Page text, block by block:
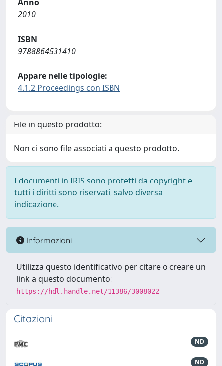
Anno
2010
ISBN
9788864531410
Appare nelle tipologie:
4.1.2 Proceedings con ISBN
File in questo prodotto:
Non ci sono file associati a questo prodotto.
I documenti in IRIS sono protetti da copyright e
tutti i diritti sono riservati, salvo diversa
indicazione.
Informazioni
Utilizza questo identificativo per citare o creare un
link a questo documento:
https://hdl.handle.net/11386/3008022
Citazioni
ND
ND